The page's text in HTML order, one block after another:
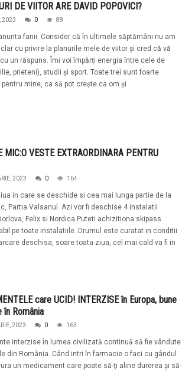
DE VIITOR ARE DAVID POPOVICI?
2023 0 88
fanii: Consider că în ultimele săptămâni nu am
cu privire la planurile mele de viitor și cred că vă
un răspuns. Îmi voi împărți energia între cele de
prieteni), studii și sport. Toate trei sunt foarte
mine, ca să pot crește ca om și
MIC:O VESTE EXTRAORDINARA PENTRU
2023 0 164
in care se deschide si cea mai lunga partie de la
Partia Valsanul. Azi vor fi deschise 4 instalatii
Felix si Nordica.Puteti achizitiona skipass
pe toate instalatiile. Drumul este curatat in conditii
deschisa, soare toata ziua, cel mai cald va fi in
care UCID! INTERZISE în Europa, bune
în România
2023 0 163
interzise în lumea civilizată continuă să fie vândute
din România. Când intri în farmacie o faci cu gândul
un medicament care poate să-ţi aline durerea şi să-